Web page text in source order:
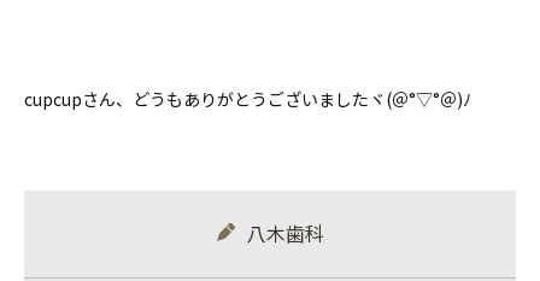
cupcupさん、どうもありがとうございましたヾ(＠°▽°＠)ﾉ
八木歯科